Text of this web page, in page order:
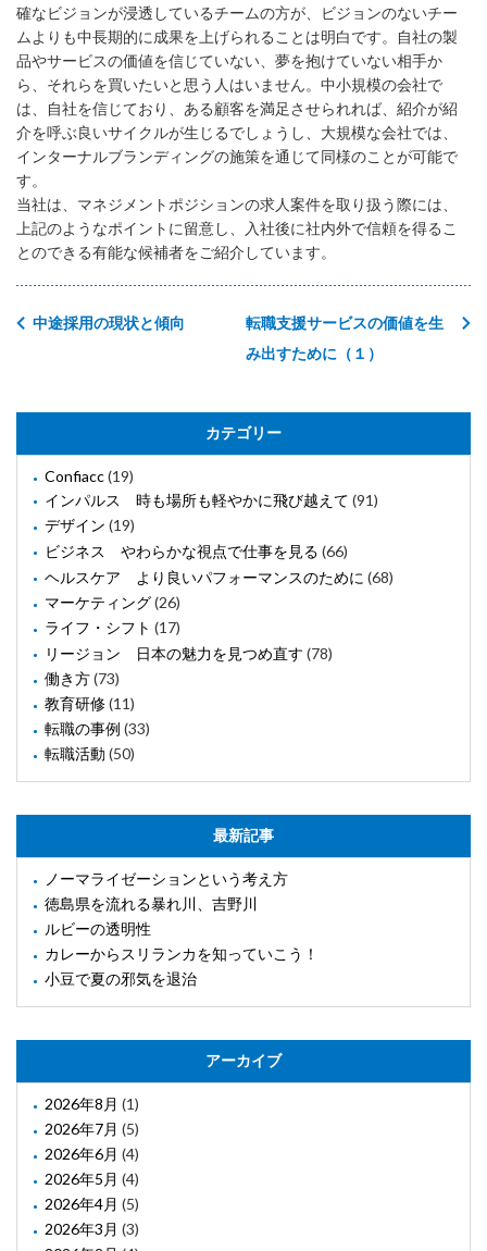
確なビジョンが浸透しているチームの方が、ビジョンのないチー
ムよりも中長期的に成果を上げられることは明白です。自社の製
品やサービスの価値を信じていない、夢を抱けていない相手か
ら、それらを買いたいと思う人はいません。中小規模の会社で
は、自社を信じており、ある顧客を満足させられれば、紹介が紹
介を呼ぶ良いサイクルが生じるでしょうし、大規模な会社では、
インターナルブランディングの施策を通じて同様のことが可能で
す。
当社は、マネジメントポジションの求人案件を取り扱う際には、
上記のようなポイントに留意し、入社後に社内外で信頼を得るこ
とのできる有能な候補者をご紹介しています。
転職支援サービスの価値を生
み出すために（１）
中途採用の現状と傾向
カテゴリー
Confiacc(19)
インパルス 時も場所も軽やかに飛び越えて (91)
デザイン (19)
ビジネス やわらかな視点で仕事を見る (66)
ヘルスケア より良いパフォーマンスのために (68)
マーケティング(26)
ライフ・シフト (17)
リージョン 日本の魅力を見つめ直す (78)
働き方(73)
教育研修(11)
転職の事例 (33)
転職活動 (50)
最新記事
ノーマライゼーションという考え方
徳島県を流れる暴れ川、吉野川
ルビーの透明性
カレーからスリランカを知っていこう！
小豆で夏の邪気を退治
アーカイブ
2026年8月 (1)
2026年7月 (5)
2026年6月 (4)
2026年5月 (4)
2026年4月 (5)
2026年3月 (3)